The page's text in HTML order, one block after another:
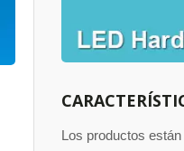
Los productos